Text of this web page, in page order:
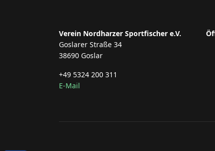
Verein Nordharzer Sportfischer e.V.
Goslarer Straße 34
38690 Goslar
+49 5324 200 311
E-Mail